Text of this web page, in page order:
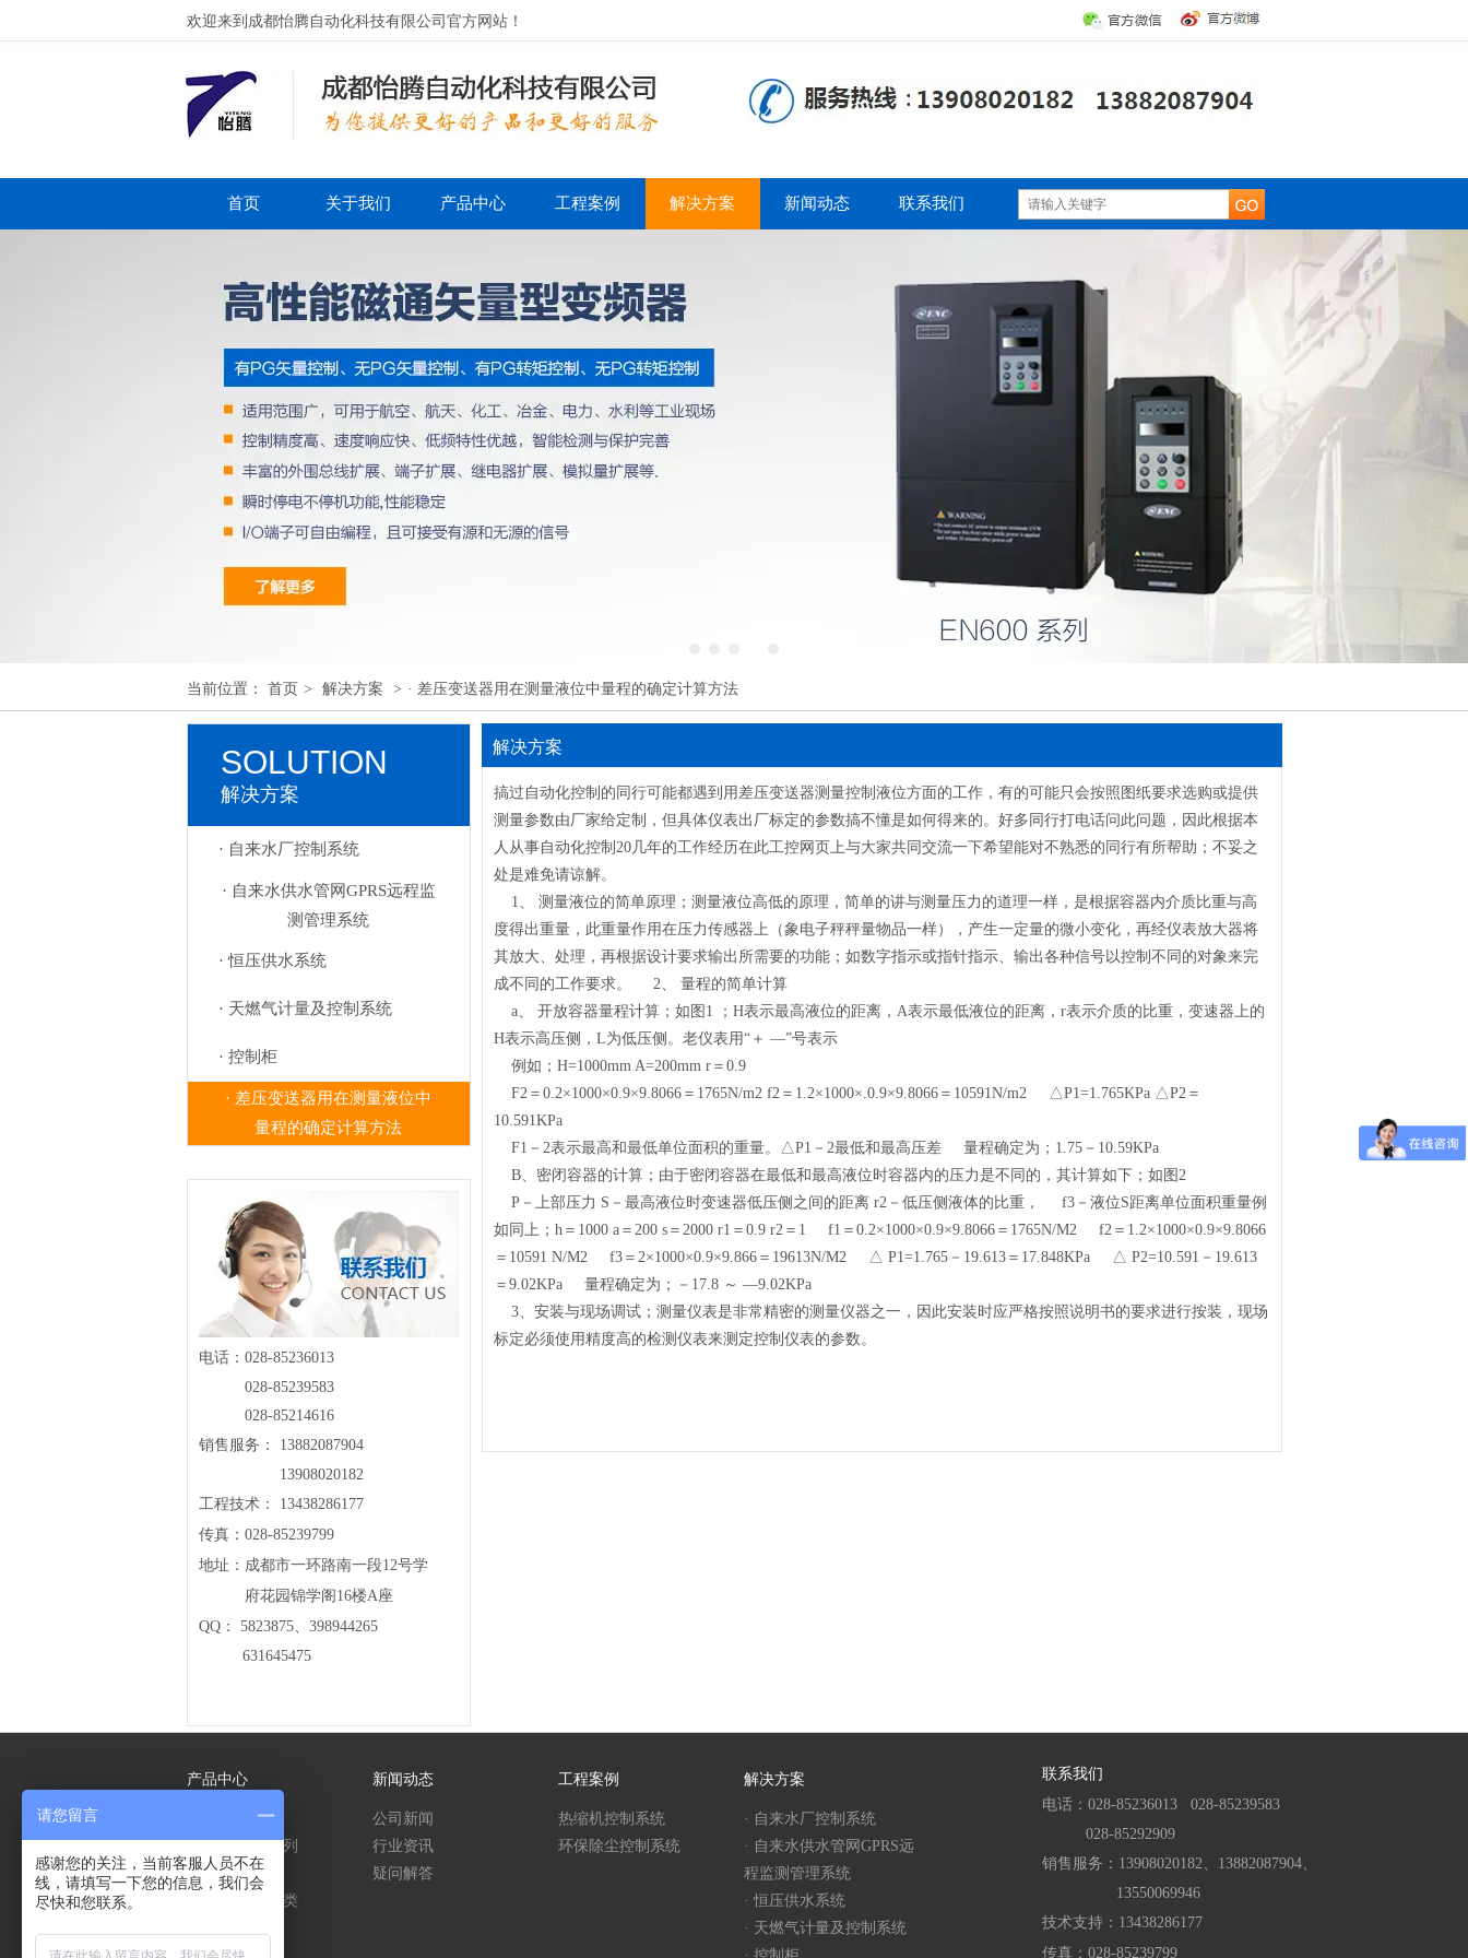
欢迎来到成都怡腾自动化科技有限公司官方网站！
首页 关于我们 产品中心 工程案例 解决方案 新闻动态 联系我们
当前位置： 首页 > 解决方案 > · 差压变送器用在测量液位中量程的确定计算方法
SOLUTION
解决方案
· 自来水厂控制系统
· 自来水供水管网GPRS远程监
测管理系统
· 恒压供水系统
· 天燃气计量及控制系统
· 控制柜
· 差压变送器用在测量液位中
量程的确定计算方法
电话：028-85236013
028-85239583
028-85214616
销售服务： 13882087904
13908020182
工程技术： 13438286177
传真：028-85239799
地址：成都市一环路南一段12号学
府花园锦学阁16楼A座
QQ： 5823875、398944265
631645475
解决方案
搞过自动化控制的同行可能都遇到用差压变送器测量控制液位方面的工作，有的可能只会按照图纸要求选购或提供
测量参数由厂家给定制，但具体仪表出厂标定的参数搞不懂是如何得来的。好多同行打电话问此问题，因此根据本
人从事自动化控制20几年的工作经历在此工控网页上与大家共同交流一下希望能对不熟悉的同行有所帮助；不妥之
处是难免请谅解。
1、 测量液位的简单原理；测量液位高低的原理，简单的讲与测量压力的道理一样，是根据容器内介质比重与高
度得出重量，此重量作用在压力传感器上（象电子秤秤量物品一样），产生一定量的微小变化，再经仪表放大器将
其放大、处理，再根据设计要求输出所需要的功能；如数字指示或指针指示、输出各种信号以控制不同的对象来完
成不同的工作要求。 2、 量程的简单计算
a、 开放容器量程计算；如图1 ；H表示最高液位的距离，A表示最低液位的距离，r表示介质的比重，变速器上的
H表示高压侧，L为低压侧。老仪表用“＋ —”号表示
例如；H=1000mm A=200mm r＝0.9
F2＝0.2×1000×0.9×9.8066＝1765N/m2 f2＝1.2×1000×.0.9×9.8066＝10591N/m2 △P1=1.765KPa △P2＝
10.591KPa
F1－2表示最高和最低单位面积的重量。△P1－2最低和最高压差 量程确定为；1.75－10.59KPa
B、密闭容器的计算；由于密闭容器在最低和最高液位时容器内的压力是不同的，其计算如下；如图2
P－上部压力 S－最高液位时变速器低压侧之间的距离 r2－低压侧液体的比重， f3－液位S距离单位面积重量例
如同上；h＝1000 a＝200 s＝2000 r1＝0.9 r2＝1 f1＝0.2×1000×0.9×9.8066＝1765N/M2 f2＝1.2×1000×0.9×9.8066
＝10591 N/M2 f3＝2×1000×0.9×9.866＝19613N/M2 △ P1=1.765－19.613＝17.848KPa △ P2=10.591－19.613
＝9.02KPa 量程确定为；－17.8 ～ ―9.02KPa
3、安装与现场调试；测量仪表是非常精密的测量仪器之一，因此安装时应严格按照说明书的要求进行按装，现场
标定必须使用精度高的检测仪表来测定控制仪表的参数。
联系我们
电话：028-85236013
028-85239583
028-85292909
销售服务：13908020182、 13882087904、
13550069946
技术支持： 13438286177
传真：028-85239799
产品中心
压力测量系列
温度/温湿度系列
物位测量系列
传感器/变送器类
新闻动态
公司新闻
行业资讯
疑问解答
工程案例
热缩机控制系统
环保除尘控制系统
解决方案
· 自来水厂控制系统
· 自来水供水管网GPRS远
程监测管理系统
· 恒压供水系统
· 天燃气计量及控制系统
请您留言
感谢您的关注，当前客服人员不在
线，请填写一下您的信息，我们会
尽快和您联系。